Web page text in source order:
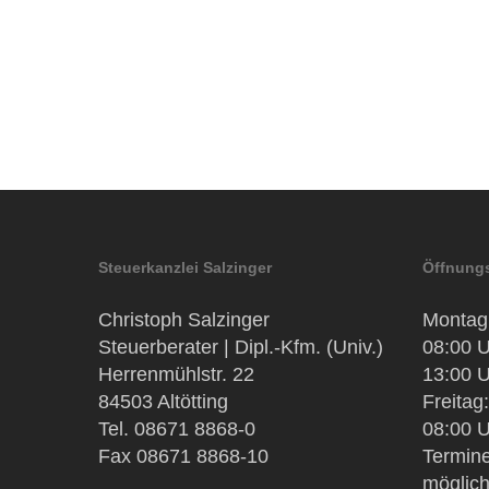
Steuerkanzlei Salzinger
Christoph Salzinger
Steuerberater | Dipl.-Kfm. (Univ.)
Herrenmühlstr. 22
84503 Altötting
Tel. 08671 8868-0
Fax 08671 8868-10
08:00
13:00
Freitag:
08:00
möglich